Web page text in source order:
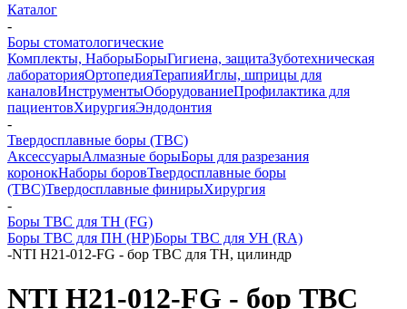
Каталог
-
Боры стоматологические
Комплекты, НаборыБорыГигиена, защитаЗуботехническая
лабораторияОртопедияТерапияИглы, шприцы для
каналовИнструментыОборудованиеПрофилактика для
пациентовХирургияЭндодонтия
-
Твердосплавные боры (ТВС)
АксессуарыАлмазные борыБоры для разрезания
коронокНаборы боровТвердосплавные боры
(ТВС)Твердосплавные финирыХирургия
-
Боры ТВС для ТН (FG)
Боры ТВС для ПН (HP)Боры ТВС для УН (RA)
-NTI H21-012-FG - бор ТВС для ТН, цилиндр
NTI H21-012-FG - бор ТВС